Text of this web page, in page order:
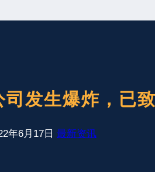
司发生爆炸，已
年6月17日 最新资讯